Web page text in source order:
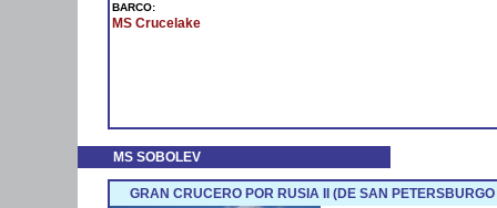
BARCO:
MS Crucelake
MS SOBOLEV
GRAN CRUCERO POR RUSIA II (DE SAN